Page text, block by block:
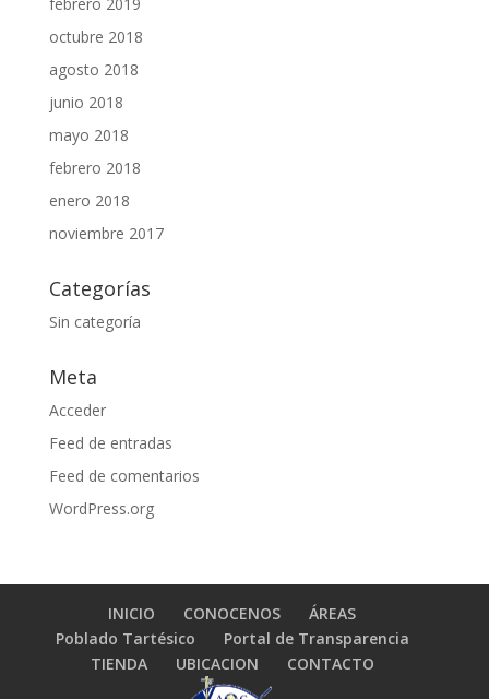
octubre 2018
agosto 2018
junio 2018
mayo 2018
febrero 2018
enero 2018
noviembre 2017
Categorías
Sin categoría
Meta
Acceder
Feed de entradas
Feed de comentarios
WordPress.org
INICIO CONOCENOS
ÁREAS
Poblado Tartésico
Portal de Transparencia
TIENDA
UBICACION CONTACTO